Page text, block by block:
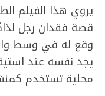
قصة فقدان رجل
وقع له في وسط
يجد نفسه عند
محلية تستخدم